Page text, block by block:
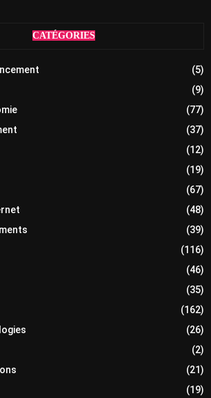
CATÉGORIES
(5)
(9)
(77)
(37)
(12)
(19)
(67)
(48)
(39)
(116)
(46)
(35)
(162)
(26)
(2)
(21)
(19)